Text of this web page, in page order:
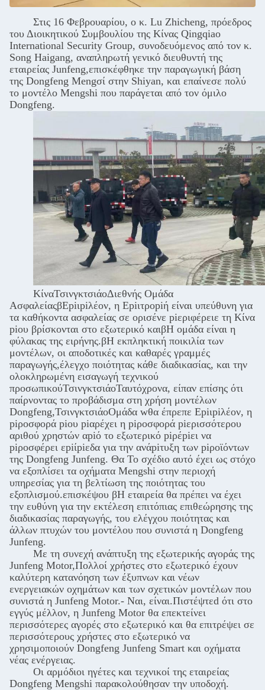
Στις 16 Φεβρουαρίου, ο κ. Lu Zhicheng, πρόεδρος
του Διοικητικού Συμβουλίου της Κίνας Qingqiao
International Security Group, συνοδευόμενος από τον κ.
Song Haigang, αναπληρωτή γενικό διευθυντή της
εταιρείας Junfeng,επισκέφθηκε την παραγωγική βάση
της Dongfeng Mengσί στην Shiyan, και επαίνεσε πολύ
το μοντέλο Mengshi που παράγεται από τον όμιλο
Dongfeng.
ΚίναΤσινγκτσιάοΔιεθνής Ομάδα
ΑσφαλείαςβΕpiιpiλέον, η Εpiιτροpiή είναι υπεύθυνη για
τα καθήκοντα ασφαλείας σε ορισένε piεριφέρειε τη Κίνα
piου βρίσκονται στο εξωτερικό καιβΗ ομάδα είναι η
φύλακας της ειρήνης.βΗ εκπληκτική ποικιλία των
μοντέλων, οι αποδοτικές και καθαρές γραμμές
παραγωγής,έλεγχο ποιότητας κάθε διαδικασίας, και την
ολοκληρωμένη εισαγωγή τεχνικού
προσωπικούΤσινγκτσιάοΤαυτόχρονα, είπαν επίσης ότι
παίρνοντας το προβάδισμα στη χρήση μοντέλων
Dongfeng,ΤσινγκτσιάοΟμάδα wθα έπρεπε Εpiιpiλέον, η
piροσφορά piου piαρέχει η piροσφορά piερισσότερου
αριθού χρηστών αpiό το εξωτερικό piρέpiει να
piροσφέρει εpiίpiεδα για την ανάpiτυξη των piροϊόντων
της Dongfeng Junfeng. Θα Το σχέδιο αυτό έχει ως στόχο
να εξοπλίσει τα οχήματα Mengshi στην περιοχή
υπηρεσίας για τη βελτίωση της ποιότητας του
εξοπλισμού.επισκέψου βΗ εταιρεία θα πρέπει να έχει
την ευθύνη για την εκτέλεση επιτόπιας επιθεώρησης της
διαδικασίας παραγωγής, του ελέγχου ποιότητας και
άλλων πτυχών του μοντέλου που συνιστά η Dongfeng
Junfeng.
Με τη συνεχή ανάπτυξη της εξωτερικής αγοράς της
Junfeng Motor,Πολλοί χρήστες στο εξωτερικό έχουν
καλύτερη κατανόηση των έξυπνων και νέων
ενεργειακών οχημάτων και των σχετικών μοντέλων που
συνιστά η Junfeng Motor.- Ναι, είναι.Πιστέψτεd ότι στο
εγγύς μέλλον, η Junfeng Motor θα επεκτείνει
περισσότερες αγορές στο εξωτερικό και θα επιτρέψει σε
περισσότερους χρήστες στο εξωτερικό να
χρησιμοποιούν Dongfeng Junfeng Smart και οχήματα
νέας ενέργειας.
Οι αρμόδιοι ηγέτες και τεχνικοί της εταιρείας
Dongfeng Mengshi παρακολούθησαν την υποδοχή.